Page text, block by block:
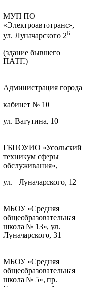
МУП ПО
«Электроавтотранс»,
ул. Луначарского 2Б
(здание бывшего
ПАТП)
Администрация города
кабинет № 10
ул. Ватутина, 10
ГБПОУИО «Усольский
техникум сферы
обслуживания»,
ул. Луначарского, 12
МБОУ «Средняя
общеобразовательная
школа № 13», ул.
Луначарского, 31
МБОУ «Средняя
общеобразовательная
школа № 5», пр.